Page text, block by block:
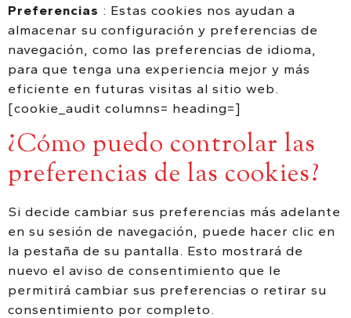
Preferencias : Estas cookies nos ayudan a
almacenar su configuración y preferencias de
navegación, como las preferencias de idioma,
para que tenga una experiencia mejor y más
eficiente en futuras visitas al sitio web.
[cookie_audit columns= heading=]
¿Cómo puedo controlar las
preferencias de las cookies?
Si decide cambiar sus preferencias más adelante
en su sesión de navegación, puede hacer clic en
la pestaña de su pantalla. Esto mostrará de
nuevo el aviso de consentimiento que le
permitirá cambiar sus preferencias o retirar su
consentimiento por completo.